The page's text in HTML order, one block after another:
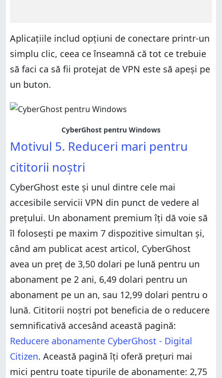
Aplicațiile includ opțiuni de conectare printr-un
simplu clic, ceea ce înseamnă că tot ce trebuie
să faci ca să fii protejat de VPN este să apeși pe
un buton.
CyberGhost pentru Windows
Motivul 5. Reduceri mari pentru
cititorii noștri
CyberGhost este și unul dintre cele mai
accesibile servicii VPN din punct de vedere al
prețului. Un abonament premium îți dă voie să
îl folosești pe maxim 7 dispozitive simultan și,
când am publicat acest articol, CyberGhost
avea un preț de 3,50 dolari pe lună pentru un
abonament pe 2 ani, 6,49 dolari pentru un
abonament pe un an, sau 12,99 dolari pentru o
lună. Cititorii noștri pot beneficia de o reducere
semnificativă accesând această pagină:
Reducere abonamente CyberGhost - Digital
Citizen. Această pagină îți oferă prețuri mai
mici pentru toate tipurile de abonamente: 2,75